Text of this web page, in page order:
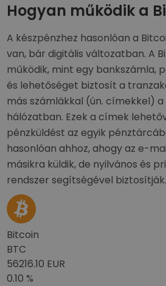
Hogyan működik a
A készpénzhez hasonlóan a
van, bár digitális változatban. A
működik, mint egy bankszámla,
és lehetőséget biztosít a
más számlákkal (ún. címekkel)
hálózatban. Ezek a címek
pénzküldést az egyik
hasonlóan ahhoz, ahogy az e-
másikra küldik, de nyilvános és
rendszer segítségével biztosítják.
Bitcoin
BTC
56216.10 EUR
0.10 %